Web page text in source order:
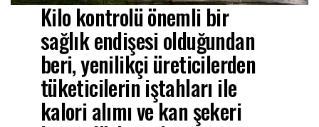
Kilo kontrolü önemli bir
sağlık endişesi olduğundan
beri, yenilikçi üreticilerden
tüketicilerin iştahları ile
kalori alımı ve kan şekeri